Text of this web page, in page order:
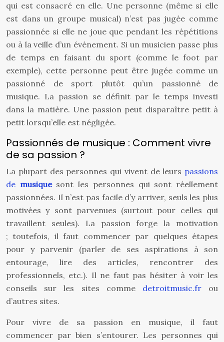
qui est consacré en elle. Une personne (même si elle
est dans un groupe musical) n’est pas jugée comme
passionnée si elle ne joue que pendant les répétitions
ou à la veille d’un événement. Si un musicien passe plus
de temps en faisant du sport (comme le foot par
exemple), cette personne peut être jugée comme un
passionné de sport plutôt qu’un passionné de
musique. La passion se définit par le temps investi
dans la matière. Une passion peut disparaître petit à
petit lorsqu’elle est négligée.
Passionnés de musique : Comment vivre
de sa passion ?
La plupart des personnes qui vivent de leurs passions
de musiquesont les personnes qui sont réellement
passionnées. Il n’est pas facile d’y arriver, seuls les plus
motivées y sont parvenues (surtout pour celles qui
travaillent seules). La passion forge la motivation
; toutefois, il faut commencer par quelques étapes
pour y parvenir (parler de ses aspirations à son
entourage, lire des articles, rencontrer des
professionnels, etc.). Il ne faut pas hésiter à voir les
conseils sur les sites comme detroitmusic.frou
d’autres sites.
Pour vivre de sa passion en musique, il faut
commencer par bien s’entourer. Les personnes qui